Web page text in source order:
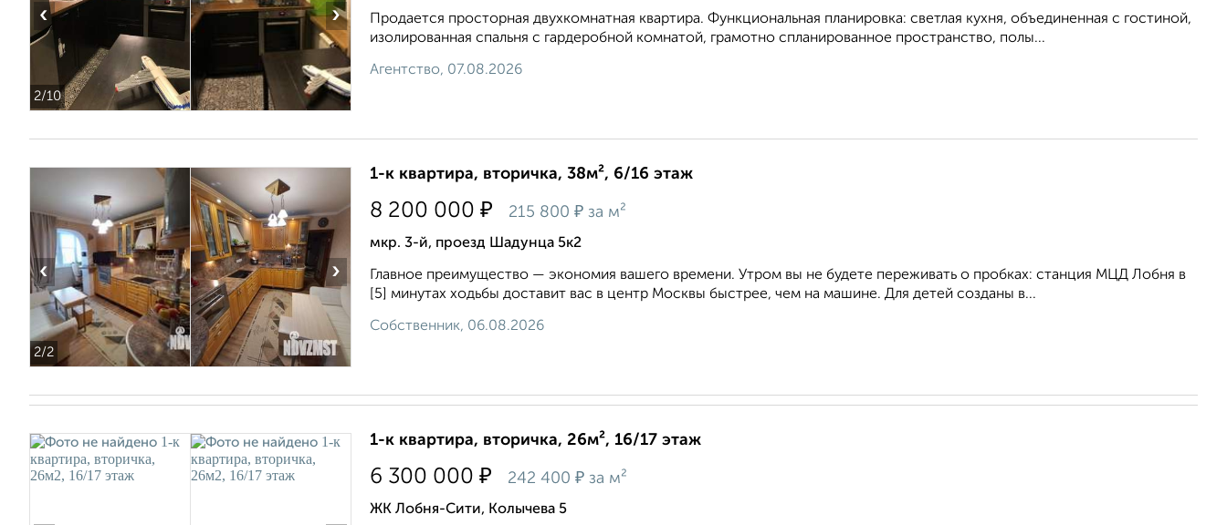
2/10
‹ ›
Продается просторная двухкомнатная квартира. Функциональная планировка: светлая кухня, объединенная с гостиной,
изолированная спальня с гардеробной комнатой, грамотно спланированное пространство, полы...
Агентство, 07.08.2026
2/2
‹ ›
1-к квартира, вторичка, 38м², 6/16 этаж
8 200 000 ₽ 215 800 ₽ за м²
мкр. 3-й, проезд Шадунца 5к2
Главное преимущество — экономия вашего времени. Утром вы не будете переживать о пробках: станция МЦД Лобня в
[5] минутах ходьбы доставит вас в центр Москвы быстрее, чем на машине. Для детей созданы в...
Собственник, 06.08.2026
1-к квартира, вторичка, 26м², 16/17 этаж
6 300 000 ₽ 242 400 ₽ за м²
ЖК Лобня-Сити, Колычева 5